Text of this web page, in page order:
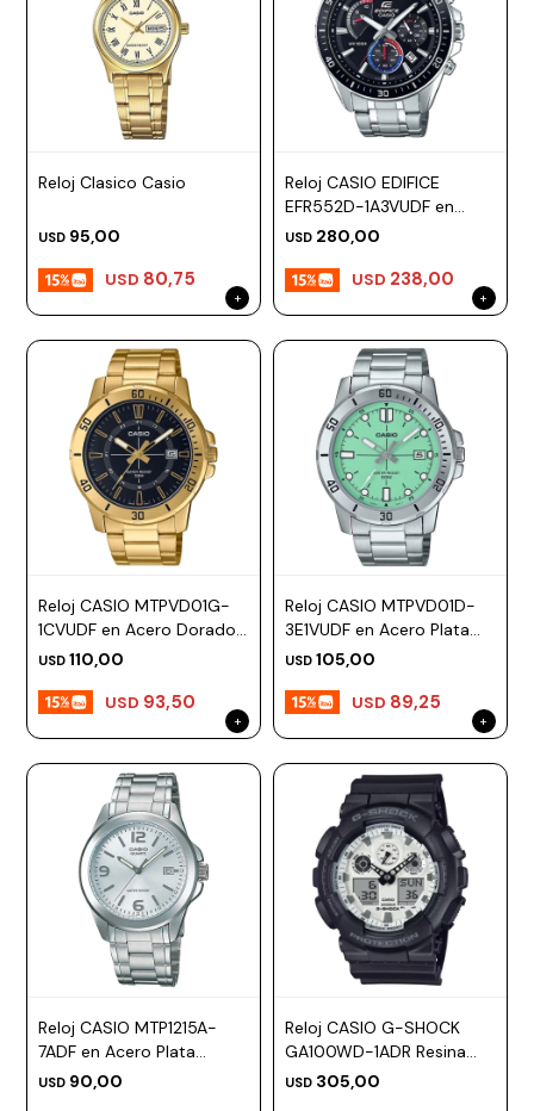
Reloj Clasico Casio
USD 95,00
USD 80,75
Reloj CASIO EDIFICE
EFR552D-1A3VUDF en
Acero Plateado Esfera
USD 280,00
USD 238,00
Reloj CASIO MTPVD01G-
1CVUDF en Acero Dorado
Esfera 45mm
USD 110,00
USD 93,50
Reloj CASIO MTPVD01D-
3E1VUDF en Acero Plata
Esfera 45mm
USD 105,00
USD 89,25
Reloj CASIO MTP1215A-
7ADF en Acero Plata
Esfera 39mm
USD 90,00
Reloj CASIO G-SHOCK
GA100WD-1ADR Resina
Negro Esfera 52mm
USD 305,00